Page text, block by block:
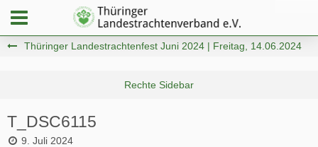
Thüringer Landestrachtenfest Juni 2024 | Freitag, 14.06.2024
T_DSC6115
9. Juli 2024